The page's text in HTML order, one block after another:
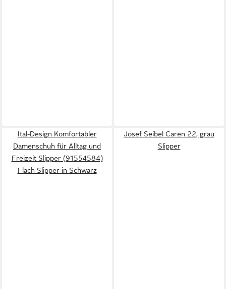
Ital-Design Komfortabler
Damenschuh für Alltag und
Freizeit Slipper (91554584)
Flach Slipper in Schwarz
Josef Seibel Caren 22, grau
Slipper